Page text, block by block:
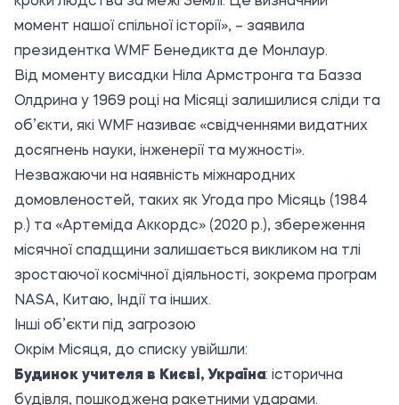
момент нашої спільної історії», – заявила
президентка WMF Бенедикта де Монлаур.
Від моменту висадки Ніла Армстронга та Базза
Олдрина у 1969 році на Місяці залишилися сліди та
об’єкти, які WMF називає «свідченнями видатних
досягнень науки, інженерії та мужності».
Незважаючи на наявність міжнародних
домовленостей, таких як Угода про Місяць (1984
р.) та «Артеміда Аккордс» (2020 р.), збереження
місячної спадщини залишається викликом на тлі
зростаючої космічної діяльності, зокрема програм
NASA, Китаю, Індії та інших.
Інші об’єкти під загрозою
Окрім Місяця, до списку увійшли:
Будинок учителя в Києві, Україна: історична
будівля, пошкоджена ракетними ударами.